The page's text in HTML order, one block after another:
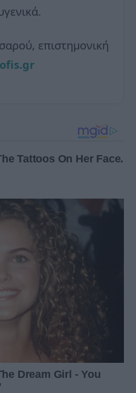
επιστημονική